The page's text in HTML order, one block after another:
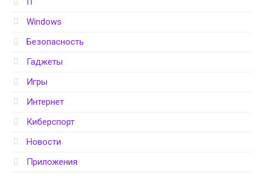
Windows
Безопасность
Гаджеты
Игры
Интернет
Киберспорт
Новости
Приложения